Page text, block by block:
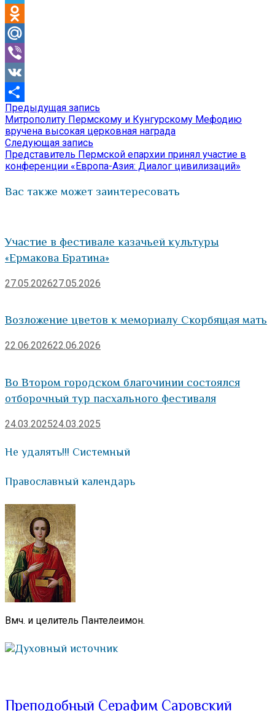
Telegram
Odnoklassniki
Mail.Ru
Viber
VK
Отправить
Навигация
по
записям
Предыдущая запись
запись:
Митрополиту Пермскому и Кунгурскому Мефодию
вручена высокая церковная награда
Следующая запись
запись:
Представитель Пермской епархии принял участие в
конференции «Европа-Азия: Диалог цивилизаций»
Вас также может заинтересовать
Участие в фестивале казачьей культуры
«Ермакова Братина»
27.05.202627.05.2026
Возложение цветов к мемориалу Скорбящая мать
22.06.202622.06.2026
Во Втором городском благочинии состоялся
отборочный тур пасхального фестиваля
24.03.202524.03.2025
Не удалять!!! Системный
Православный календарь
Вмч. и целитель Пантелеимон.
Духовный источник
Преподобный Серафим Саровский